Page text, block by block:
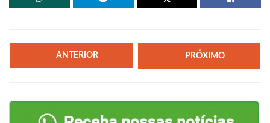
ANTERIOR PRÓXIMO